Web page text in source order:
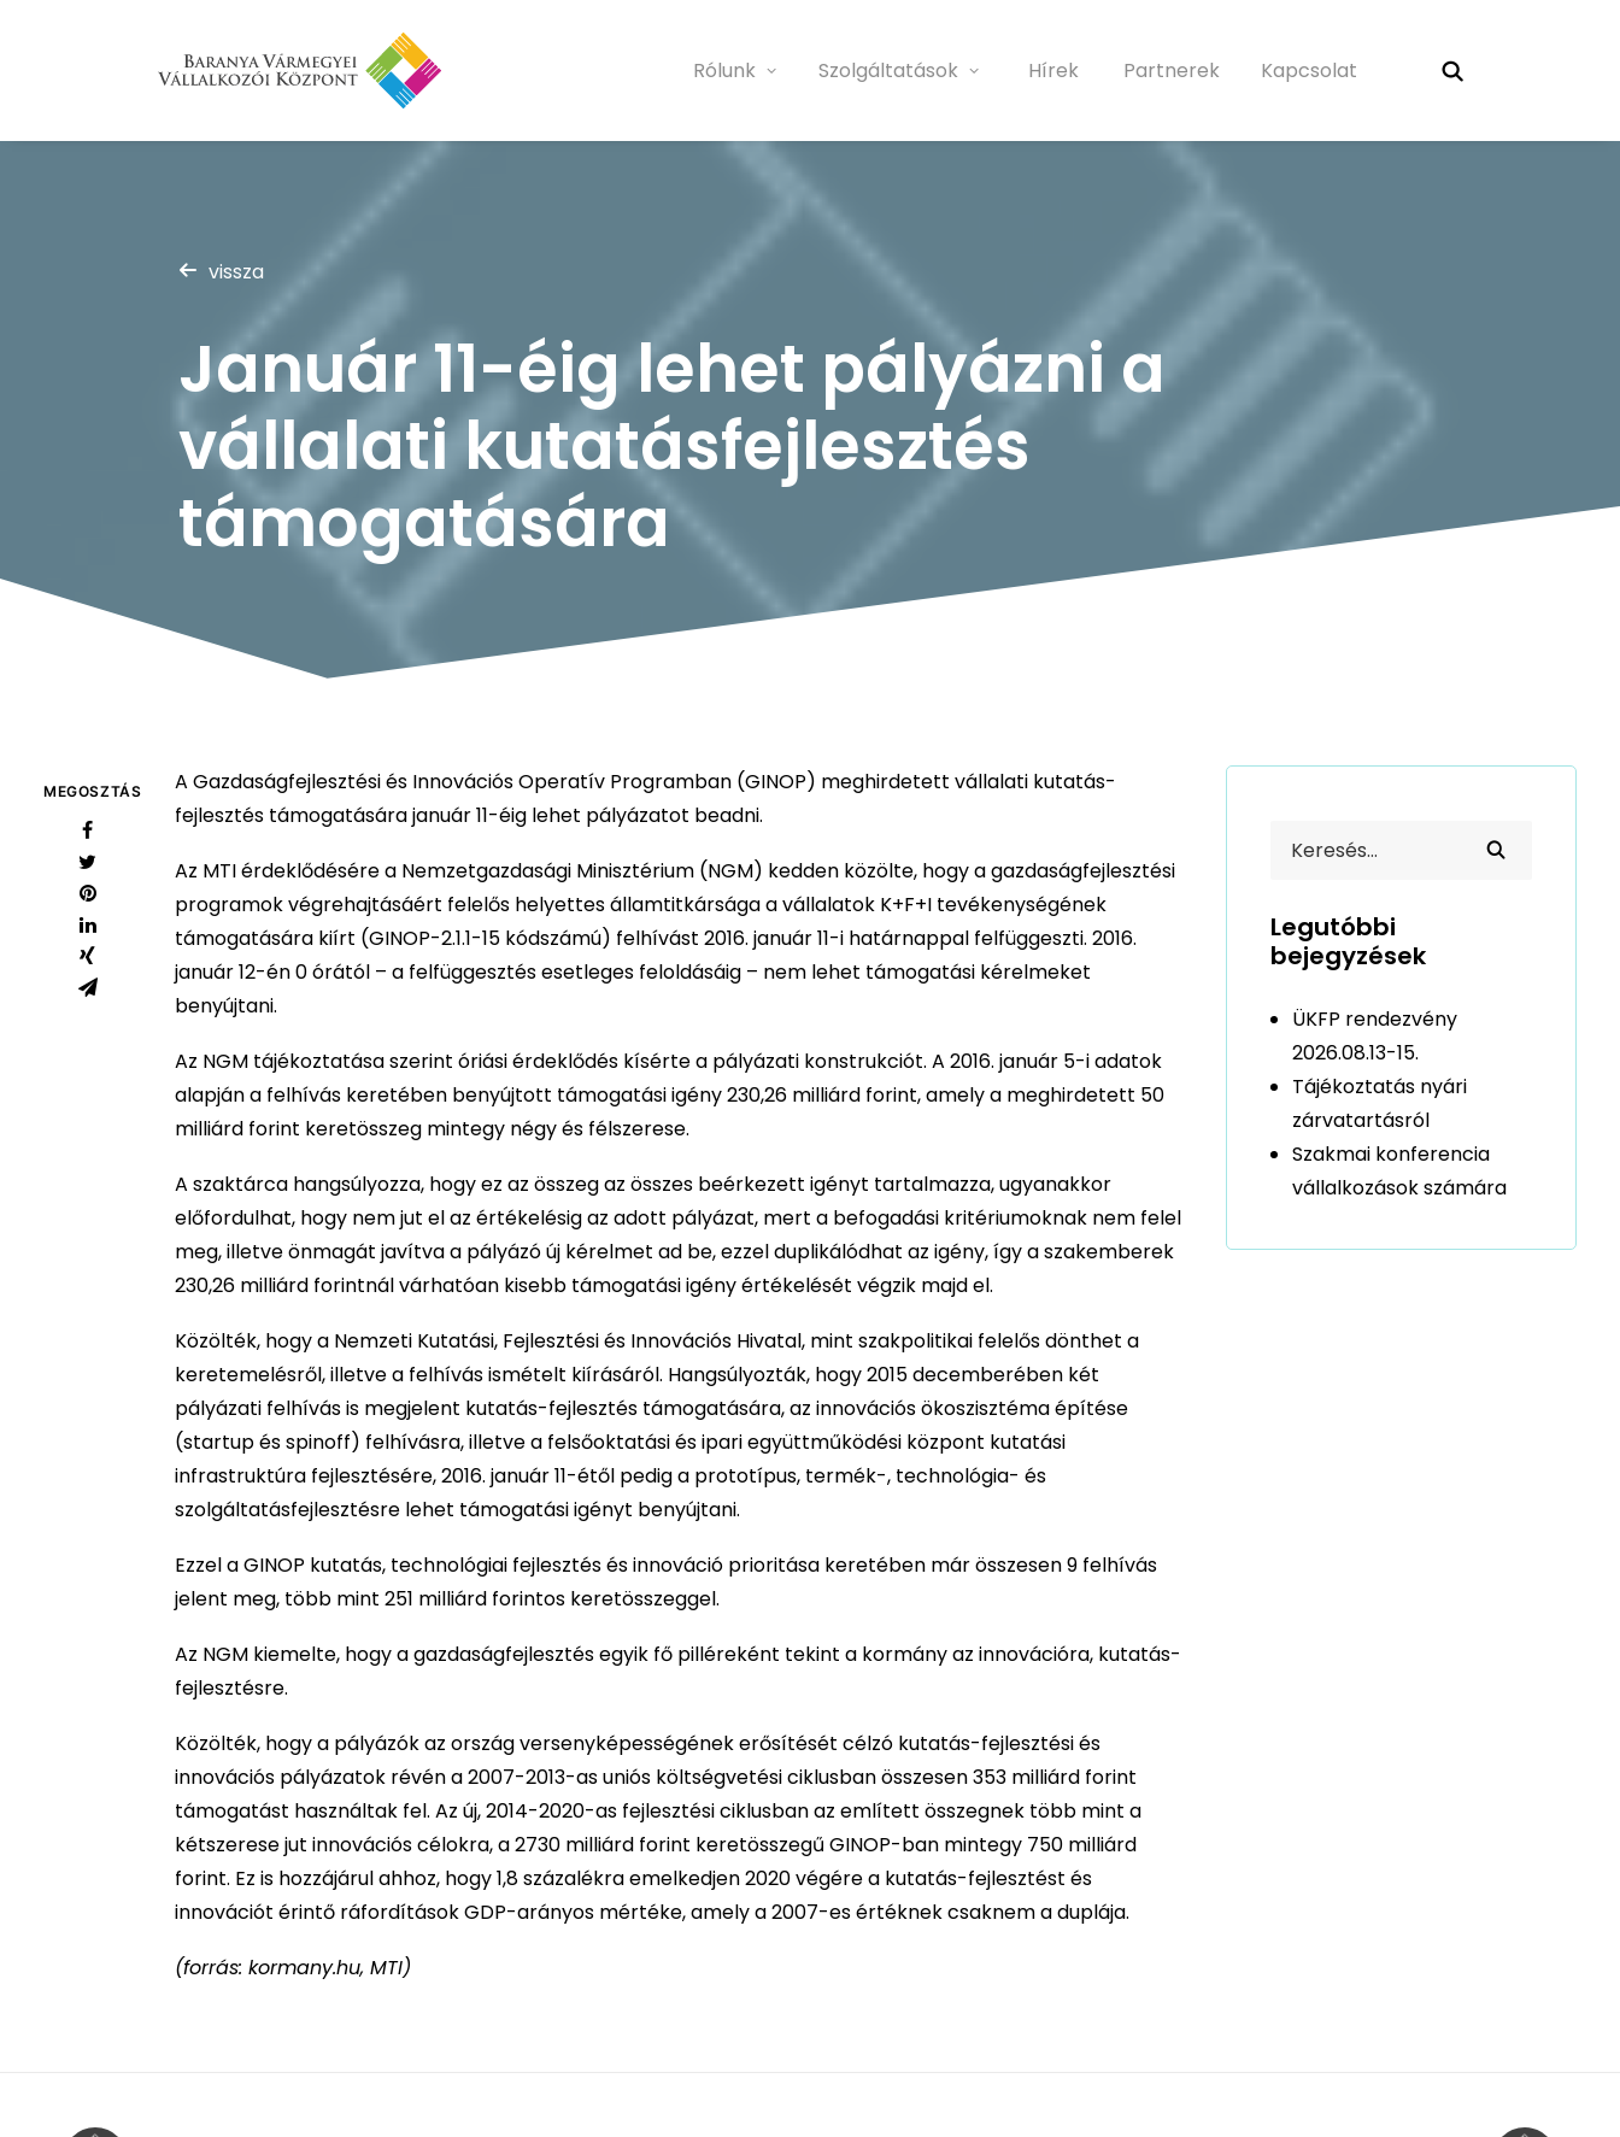
Rólunk Szolgáltatások Hírek Partnerek Kapcsolat
vissza
Január 11-éig lehet pályázni a
vállalati kutatásfejlesztés
támogatására
MEGOSZTÁS
A Gazdaságfejlesztési és Innovációs Operatív Programban (GINOP) meghirdetett vállalati kutatás-
fejlesztés támogatására január 11-éig lehet pályázatot beadni.
Az MTI érdeklődésére a Nemzetgazdasági Minisztérium (NGM) kedden közölte, hogy a gazdaságfejlesztési
programok végrehajtásáért felelős helyettes államtitkársága a vállalatok K+F+I tevékenységének
támogatására kiírt (GINOP-2.1.1-15 kódszámú) felhívást 2016. január 11-i határnappal felfüggeszti. 2016.
január 12-én 0 órától – a felfüggesztés esetleges feloldásáig – nem lehet támogatási kérelmeket
benyújtani.
Az NGM tájékoztatása szerint óriási érdeklődés kísérte a pályázati konstrukciót. A 2016. január 5-i adatok
alapján a felhívás keretében benyújtott támogatási igény 230,26 milliárd forint, amely a meghirdetett 50
milliárd forint keretösszeg mintegy négy és félszerese.
A szaktárca hangsúlyozza, hogy ez az összeg az összes beérkezett igényt tartalmazza, ugyanakkor
előfordulhat, hogy nem jut el az értékelésig az adott pályázat, mert a befogadási kritériumoknak nem felel
meg, illetve önmagát javítva a pályázó új kérelmet ad be, ezzel duplikálódhat az igény, így a szakemberek
230,26 milliárd forintnál várhatóan kisebb támogatási igény értékelését végzik majd el.
Közölték, hogy a Nemzeti Kutatási, Fejlesztési és Innovációs Hivatal, mint szakpolitikai felelős dönthet a
keretemelésről, illetve a felhívás ismételt kiírásáról. Hangsúlyozták, hogy 2015 decemberében két
pályázati felhívás is megjelent kutatás-fejlesztés támogatására, az innovációs ökoszisztéma építése
(startup és spinoff) felhívásra, illetve a felsőoktatási és ipari együttműködési központ kutatási
infrastruktúra fejlesztésére, 2016. január 11-étől pedig a prototípus, termék-, technológia- és
szolgáltatásfejlesztésre lehet támogatási igényt benyújtani.
Ezzel a GINOP kutatás, technológiai fejlesztés és innováció prioritása keretében már összesen 9 felhívás
jelent meg, több mint 251 milliárd forintos keretösszeggel.
Az NGM kiemelte, hogy a gazdaságfejlesztés egyik fő pilléreként tekint a kormány az innovációra, kutatás-
fejlesztésre.
Közölték, hogy a pályázók az ország versenyképességének erősítését célzó kutatás-fejlesztési és
innovációs pályázatok révén a 2007-2013-as uniós költségvetési ciklusban összesen 353 milliárd forint
támogatást használtak fel. Az új, 2014-2020-as fejlesztési ciklusban az említett összegnek több mint a
kétszerese jut innovációs célokra, a 2730 milliárd forint keretösszegű GINOP-ban mintegy 750 milliárd
forint. Ez is hozzájárul ahhoz, hogy 1,8 százalékra emelkedjen 2020 végére a kutatás-fejlesztést és
innovációt érintő ráfordítások GDP-arányos mértéke, amely a 2007-es értéknek csaknem a duplája.
(forrás: kormany.hu, MTI)
Legutóbbi
bejegyzések
ÜKFP rendezvény
2026.08.13-15.
Tájékoztatás nyári
zárvatartásról
Szakmai konferencia
vállalkozások számára